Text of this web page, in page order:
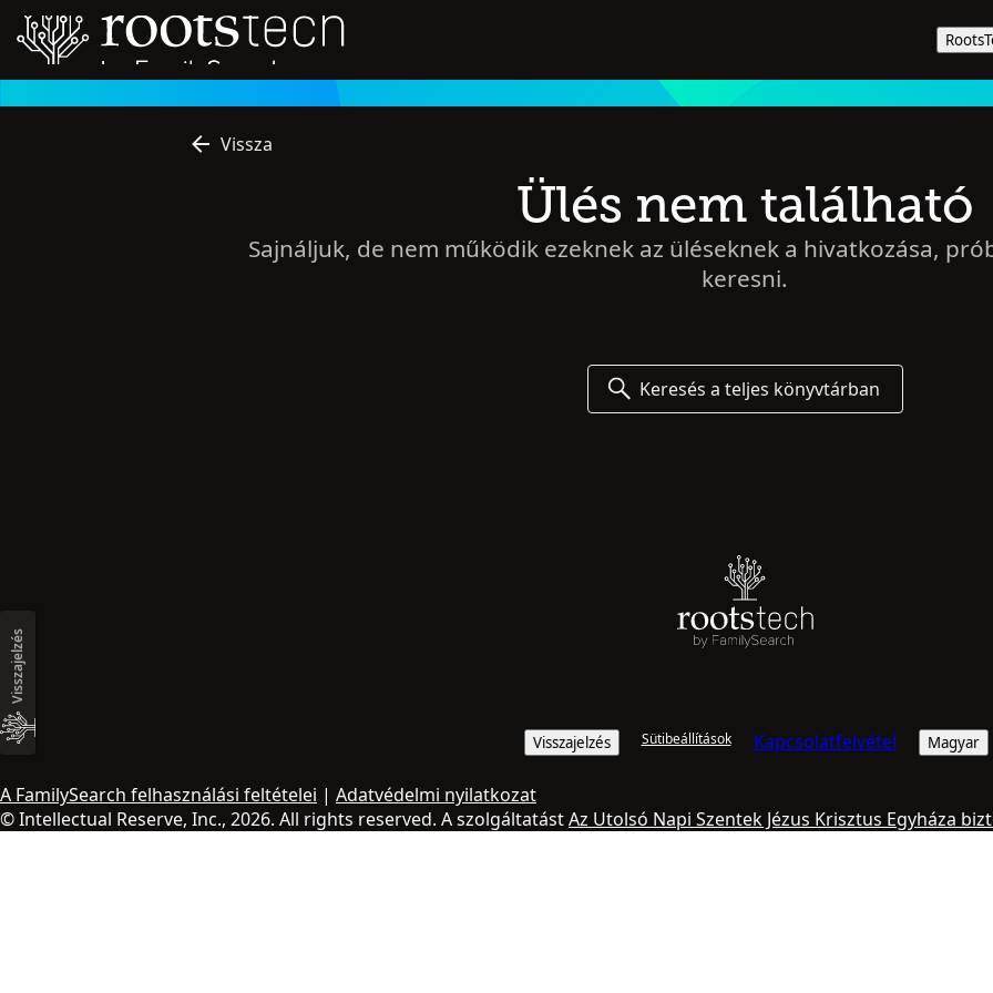
Vissza
Ülés nem található
Sajnáljuk, de nem működik ezeknek az üléseknek a hivatkozása,
keresni.
Keresés a teljes könyvtárban
Visszajelzés Sütibeállítások Kapcsolatfelvétel Magyar
A FamilySearch felhasználási feltételei | Adatvédelmi nyilatkozat
© Intellectual Reserve, Inc., 2026. All rights reserved. A szolgáltatástAz Utolsó Napi Szentek Jézus Krisztus Egyháza
Visszajelzés